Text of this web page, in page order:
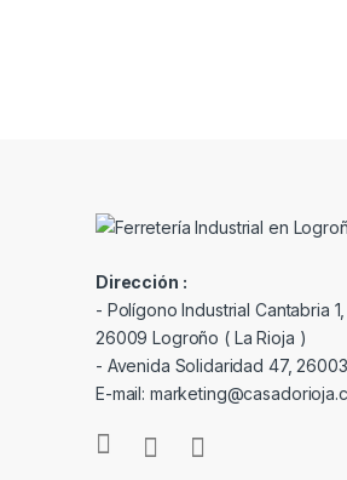
Dirección :
- Polígono Industrial Cantabria
26009 Logroño ( La Rioja )
- Avenida Solidaridad 47,
E-mail: